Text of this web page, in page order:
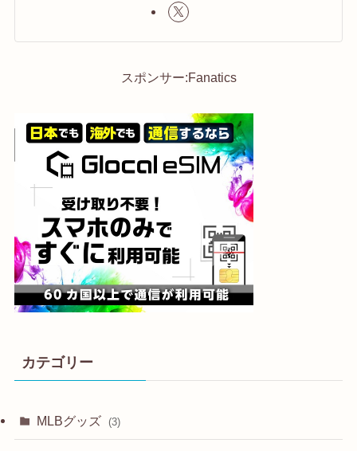
スポンサー:Fanatics
カテゴリー
MLBグッズ (3)